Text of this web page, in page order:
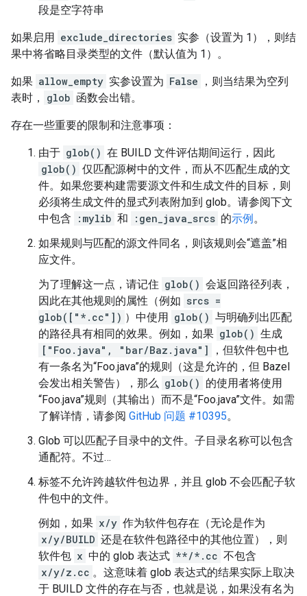
段是空字符串
如果启用 exclude_directories 实参（设置为 1），则结
果中将省略目录类型的文件（默认值为 1）。
如果 allow_empty 实参设置为 False
，则当结果为空列
表时，
glob 函数会出错。
存在一些重要的限制和注意事项：
由于 glob() 在 BUILD 文件评估期间运行，因此
glob() 仅匹配源树中的文件，而从不匹配生成的文
件。如果您要构建需要源文件和生成文件的目标，则
必须将生成文件的显式列表附加到 glob。请参阅下文
中包含
:mylib 和 :gen_java_srcs 的示例。
如果规则与匹配的源文件同名，则该规则会“遮盖”相
应文件。
为了理解这一点，请记住 glob() 会返回路径列表，
因此在其他规则的属性（例如 srcs =
glob(["*.cc"]) ）中使用 glob() 与明确列出匹配
的路径具有相同的效果。例如，如果 glob() 生成
["Foo.java", "bar/Baz.java"]
，但软件包中也
有一条名为“Foo.java”的规则（这是允许的，但 Bazel
会发出相关警告），那么 glob() 的使用者将使用
“Foo.java”规则（其输出）而不是“Foo.java”文件。如需
了解详情，请参阅 GitHub 问题 #10395。
Glob 可以匹配子目录中的文件。子目录名称可以包含
通配符。不过…
标签不允许跨越软件包边界，并且 glob 不会匹配子软
件包中的文件。
例如，如果 x/y 作为软件包存在（无论是作为
x/y/BUILD 还是在软件包路径中的其他位置），则
软件包 x 中的 glob 表达式 **/*.cc 不包含
x/y/z.cc 。这意味着 glob 表达式的结果实际上取决
于 BUILD 文件的存在与否，也就是说，如果没有名为